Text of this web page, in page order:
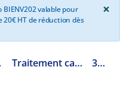
valable pour
HT de réduction dès
×
Traitement canalisation et condensats 32870516